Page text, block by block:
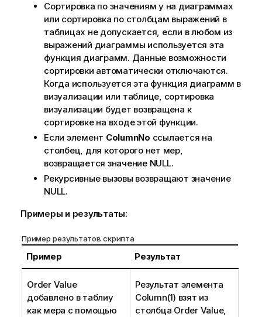
ч
а
н
и
е
к
и
н
ф
о
р
м
а
ц
Сортировка по значениям y на диаграммах
или сортировка по столбцам выражений в
таблицах не допускается, если в любом из
выражений диаграммы используется эта
функция диаграмм. Данные возможности
сортировки автоматически отключаются.
Когда используется эта функция диаграмм в
визуализации или таблице, сортировка
визуализации будет возвращена к
сортировке на входе этой функции.
Если элемент ColumnNo ссылается на
столбец, для которого нет мер,
возвращается значение NULL.
Рекурсивные вызовы возвращают значение
NULL.
Примеры и результаты:
Пример результатов скрипта
Пример Результат
Order Value
добавлено в таблиу
как мера с помощью
Результат элемента
Column(1) взят из
столбца Order Value,